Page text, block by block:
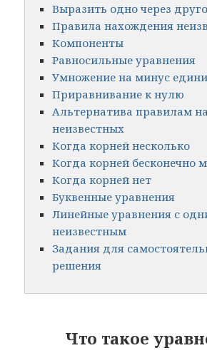
Выразить одно через
Правила нахождения
Компоненты
Равносильные уравнения
Умножение на минус
Приравнивание к нулю
Альтернатива правилам
неизвестных
Когда корней несколько
Когда корней бесконечно
Когда корней нет
Буквенные уравнения
Линейные уравнения с
неизвестным
Задания для
решения
Что такое